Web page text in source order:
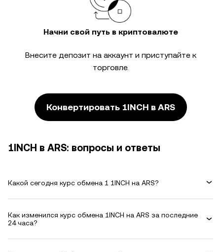
Начни свой путь в криптовалюте
Внесите депозит на аккаунт и приступайте к
торговле.
Конвертировать 1INCH в ARS
1INCH в ARS: вопросы и ответы
Какой сегодня курс обмена 1 1INCH на ARS?
Как изменился курс обмена 1INCH на ARS за последние
24 часа?